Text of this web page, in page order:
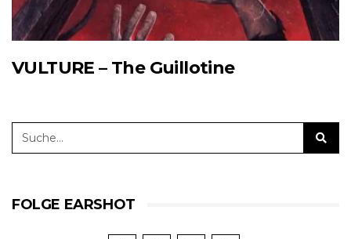
VULTURE – The Guillotine
FOLGE EARSHOT